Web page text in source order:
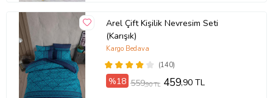
Arel Çift Kişilik Nevresim Seti
(Karışık)
(140)
Kargo Bedava
%18 559,90 TL 459,90 TL